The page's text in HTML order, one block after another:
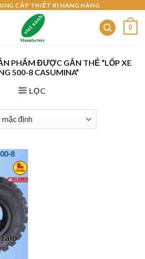
CẤP THIẾT BỊ NÂNG HÀNG
0
PHẨM ĐƯỢC GẮN THẺ “LỐP XE
500-8 CASUMINA”
LỌC